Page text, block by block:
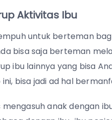
Aktivitas Ibu
untuk berteman
bisa saja berteman
ibu lainnya yang bisa
bisa jadi ad hal
anak dengan